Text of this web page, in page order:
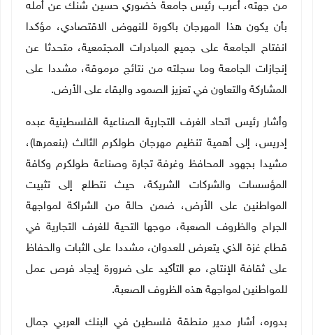
من جهته، أعرب رئيس جامعة خضوري حسين شنك عن أمله
بأن يكون هذا المهرجان باكورة للنهوض الاقتصادي، مؤكدا
انفتاح الجامعة على جميع المبادرات المجتمعية، متحدثا عن
إنجازات الجامعة وما سجلته من نتائج مرموقة، مشددا على
المشاركة والتعاون في تعزيز الصمود والبقاء على الأرض.
وأشار رئيس اتحاد الغرف التجارية الصناعية الفلسطينية عبده
إدريس، إلى أهمية تنظيم مهرجان طولكرم الثالث (بنعمرها)،
مشيدا بجهود المحافظ وغرفة تجارة وصناعة طولكرم وكافة
المؤسسات والشركات الشريكة، حيث نتطلع إلى تثبيت
المواطنين على الأرض، ضمن حالة من الشراكة لمواجهة
الجراح والظروف الصعبة، موجها التحية للغرف التجارية في
قطاع غزة الذي يتعرض للعدوان، مشددا على الثبات والحفاظ
على ثقافة الإنتاج، مع التأكيد على ضرورة إيجاد فرص عمل
للمواطنين لمواجهة هذه الظروف الصعبة.
بدوره، أشار مدير منطقة فلسطين في البنك العربي جمال